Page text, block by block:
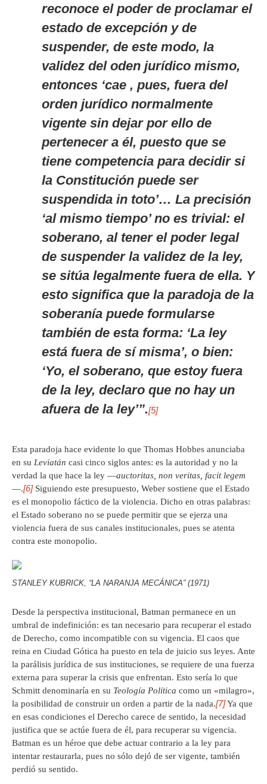
reconoce el poder de proclamar el
estado de excepción y de
suspender, de este modo, la
validez del oden jurídico mismo,
entonces ‘cae , pues, fuera del
orden jurídico normalmente
vigente sin dejar por ello de
pertenecer a él, puesto que se
tiene competencia para decidir si
la Constitución puede ser
suspendida in toto’… La precisión
‘al mismo tiempo’ no es trivial: el
soberano, al tener el poder legal
de suspender la validez de la ley,
se sitúa legalmente fuera de ella. Y
esto significa que la paradoja de la
soberanía puede formularse
también de esta forma: ‘La ley
está fuera de sí misma’, o bien:
‘Yo, el soberano, que estoy fuera
de la ley, declaro que no hay un
afuera de la ley’”.[5]
Esta paradoja hace evidente lo que Thomas Hobbes anunciaba
en su Leviatán casi cinco siglos antes: es la autoridad y no la
verdad la que hace la ley —auctoritas, non veritas, facit legem
—.[6]Siguiendo este presupuesto, Weber sostiene que el Estado
es el monopolio fáctico de la violencia. Dicho en otras palabras:
el Estado soberano no se puede permitir que se ejerza una
violencia fuera de sus canales institucionales, pues se atenta
contra este monopolio.
STANLEY KUBRICK, “LA NARANJA MECÁNICA” (1971)
Desde la perspectiva institucional, Batman permanece en un
umbral de indefinición: es tan necesario para recuperar el estado
de Derecho, como incompatible con su vigencia. El caos que
reina en Ciudad Gótica ha puesto en tela de juicio sus leyes. Ante
la parálisis jurídica de sus instituciones, se requiere de una fuerza
externa para superar la crisis que enfrentan. Esto sería lo que
Schmitt denominaría en su Teología Política como un «milagro»,
la posibilidad de construir un orden a partir de la nada.[7]Ya que
en esas condiciones el Derecho carece de sentido, la necesidad
justifica que se actúe fuera de él, para recuperar su vigencia.
Batman es un héroe que debe actuar contrario a la ley para
intentar restaurarla, pues no sólo dejó de ser vigente, también
perdió su sentido.